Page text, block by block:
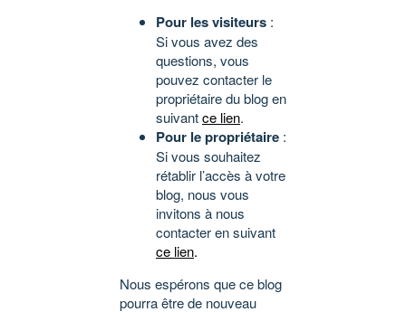
Pour les visiteurs :
Si vous avez des
questions, vous
pouvez contacter le
propriétaire du blog en
suivantce lien.
Pour le propriétaire :
Si vous souhaitez
rétablir l’accès à votre
blog, nous vous
invitons à nous
contacter en suivant
ce lien.
Nous espérons que ce blog
pourra être de nouveau